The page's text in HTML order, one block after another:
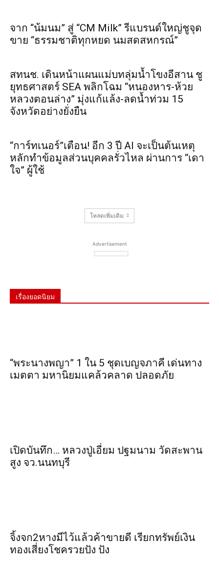
จาก “น้มนม” สู่ “CM Milk” รีแบรนด์ใหญ่ชูจุด
ขาย “ธรรมชาติทุกหยด นมสดสหกรณ์”
สทนช. เดินหน้าแผนแม่บทลุ่มน้ำโขงอีสาน ชู
ยุทธศาสตร์ SEA พลิกโฉม “หนองหาร-ห้วย
หลวงตอนล่าง” มุ่งแก้แล้ง-ลดน้ำท่วม 15
จังหวัดอย่างยั่งยืน
“การ์ทเนอร์”เตือน! อีก 3 ปี AI จะเป็นต้นเหตุ
หลักทำข้อมูลส่วนบุคคลรั่วไหล ผ่านการ “เดา
ใจ” ผู้ใช้
โหลดเพิ่มเติม
Advertisement
เรื่องยอดนิยม
“พระ​นาง​พญา” 1 ใน 5​ ชุดเบญจ​ภาคี​ เด่นทาง
เมตตา​ มหา​นิยม​แคล้วคลาด​ ปลอดภัย​
เปิดบันทึก… หลวงปู่เอี่ยม ​ปฐม​นาม​ วัดสะพาน
สูง​ จว.นนทบุรี
จิ้งจก​2​หาง​มีไว้แล้ว​ค้าขาย​ดี​ เรียก​ทรัพย์เงิน
ทอง​เสี่ยงโชค​รวยปัง​ ปัง​